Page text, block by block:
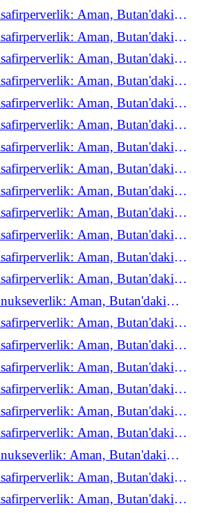
yeniden keşfediyorAman, Butan'daki
yeniden keşfediyorAman, Butan'daki
yeniden keşfediyorAman, Butan'daki
yeniden keşfediyorAman, Butan'daki
yeniden keşfediyorAman, Butan'daki
yeniden keşfediyorAman, Butan'daki
yeniden keşfediyorAman, Butan'daki
yeniden keşfediyorAman, Butan'daki
yeniden keşfediyorAman, Butan'daki
yeniden keşfediyorAman, Butan'daki
yeniden keşfediyorAman, Butan'daki
yeniden keşfediyorAman, Butan'daki
yeniden keşfediyorAman, Butan'daki
yeniden keşfediyorAman, Butan'daki
yeniden keşfediyorAman, Butan'daki
yeniden keşfediyorAman, Butan'daki
yeniden keşfediyorAman, Butan'daki
yeniden keşfediyorAman, Butan'daki
yeniden keşfediyorAman, Butan'daki
yeniden keşfediyorAman, Butan'daki
yeniden keşfediyorAman, Butan'daki
yeniden keşfediyorAman, Butan'daki
yeniden keşfediyorAman, Butan'daki